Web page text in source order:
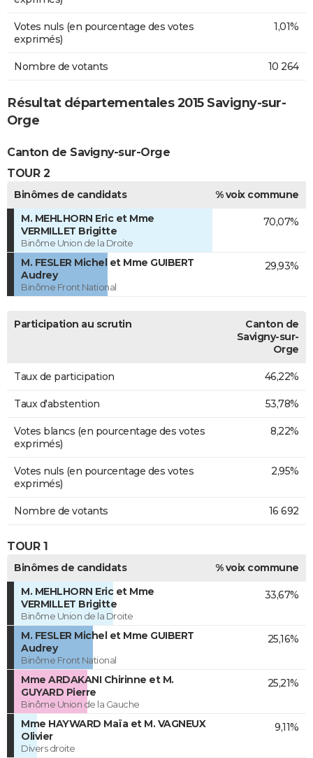
Votes nuls (en pourcentage des votes
exprimés)
1,01%
Nombre de votants 10 264
Résultat départementales 2015 Savigny-sur-
Orge
Canton de Savigny-sur-Orge
TOUR 2
Binômes de candidats
% voix commune
M. MEHLHORN Eric et Mme
VERMILLET Brigitte
Binôme Union de la Droite
70,07%
M. FESLER Michel et Mme GUIBERT
Audrey
Binôme Front National
29,93%
Participation au scrutin
Canton de
Savigny-sur-
Orge
Taux de participation 46,22%
Taux d'abstention 53,78%
Votes blancs (en pourcentage des votes
exprimés)
8,22%
Votes nuls (en pourcentage des votes
exprimés)
2,95%
Nombre de votants 16 692
TOUR 1
Binômes de candidats
% voix commune
M. MEHLHORN Eric et Mme
VERMILLET Brigitte
Binôme Union de la Droite
33,67%
M. FESLER Michel et Mme GUIBERT
Audrey
Binôme Front National
25,16%
Mme ARDAKANI Chirinne et M.
GUYARD Pierre
Binôme Union de la Gauche
25,21%
Mme HAYWARD Maïa et M. VAGNEUX
Olivier
Divers droite
9,11%